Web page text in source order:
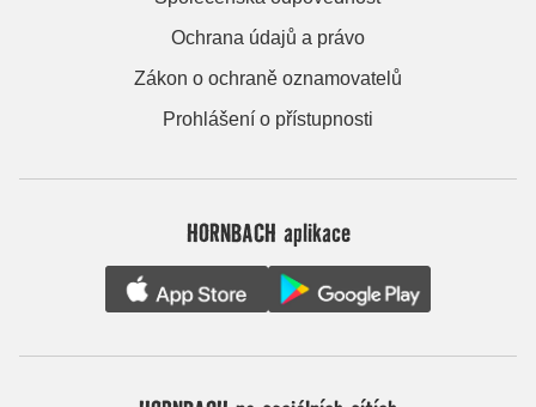
Ochrana údajů a právo
Zákon o ochraně oznamovatelů
Prohlášení o přístupnosti
HORNBACH aplikace